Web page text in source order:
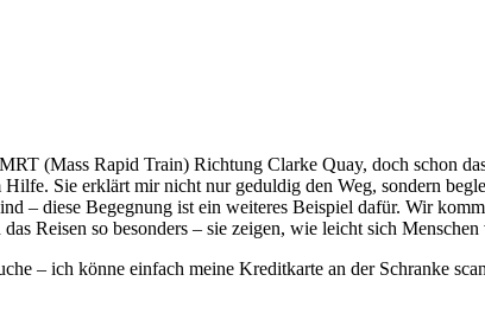
(Mass Rapid Train) Richtung Clarke Quay, doch schon
Sie erklärt mir nicht nur geduldig den Weg, sondern
– diese Begegnung ist ein weiteres Beispiel dafür. Wir
Reisen so besonders – sie zeigen, wie leicht sich
– ich könne einfach meine Kreditkarte an der Schranke